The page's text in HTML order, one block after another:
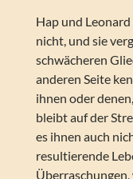
Hap und
nicht, und sie
schwächeren
anderen Seite
ihnen oder
bleibt auf der
es ihnen auch
resultierende